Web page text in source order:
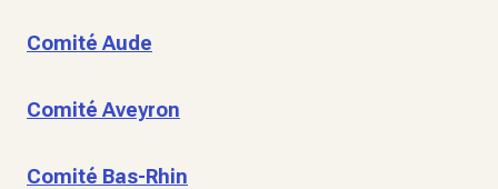
Comité Aude
Comité Aveyron
Comité Bas-Rhin